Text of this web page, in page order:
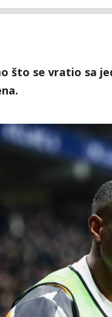
što se vratio sa